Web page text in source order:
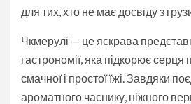
для тих, хто не має досвіду з
Чкмерулі — це яскрава
гастрономії, яка підкорює серця
смачної і простої їжі. Завдяки
ароматного часнику, ніжного